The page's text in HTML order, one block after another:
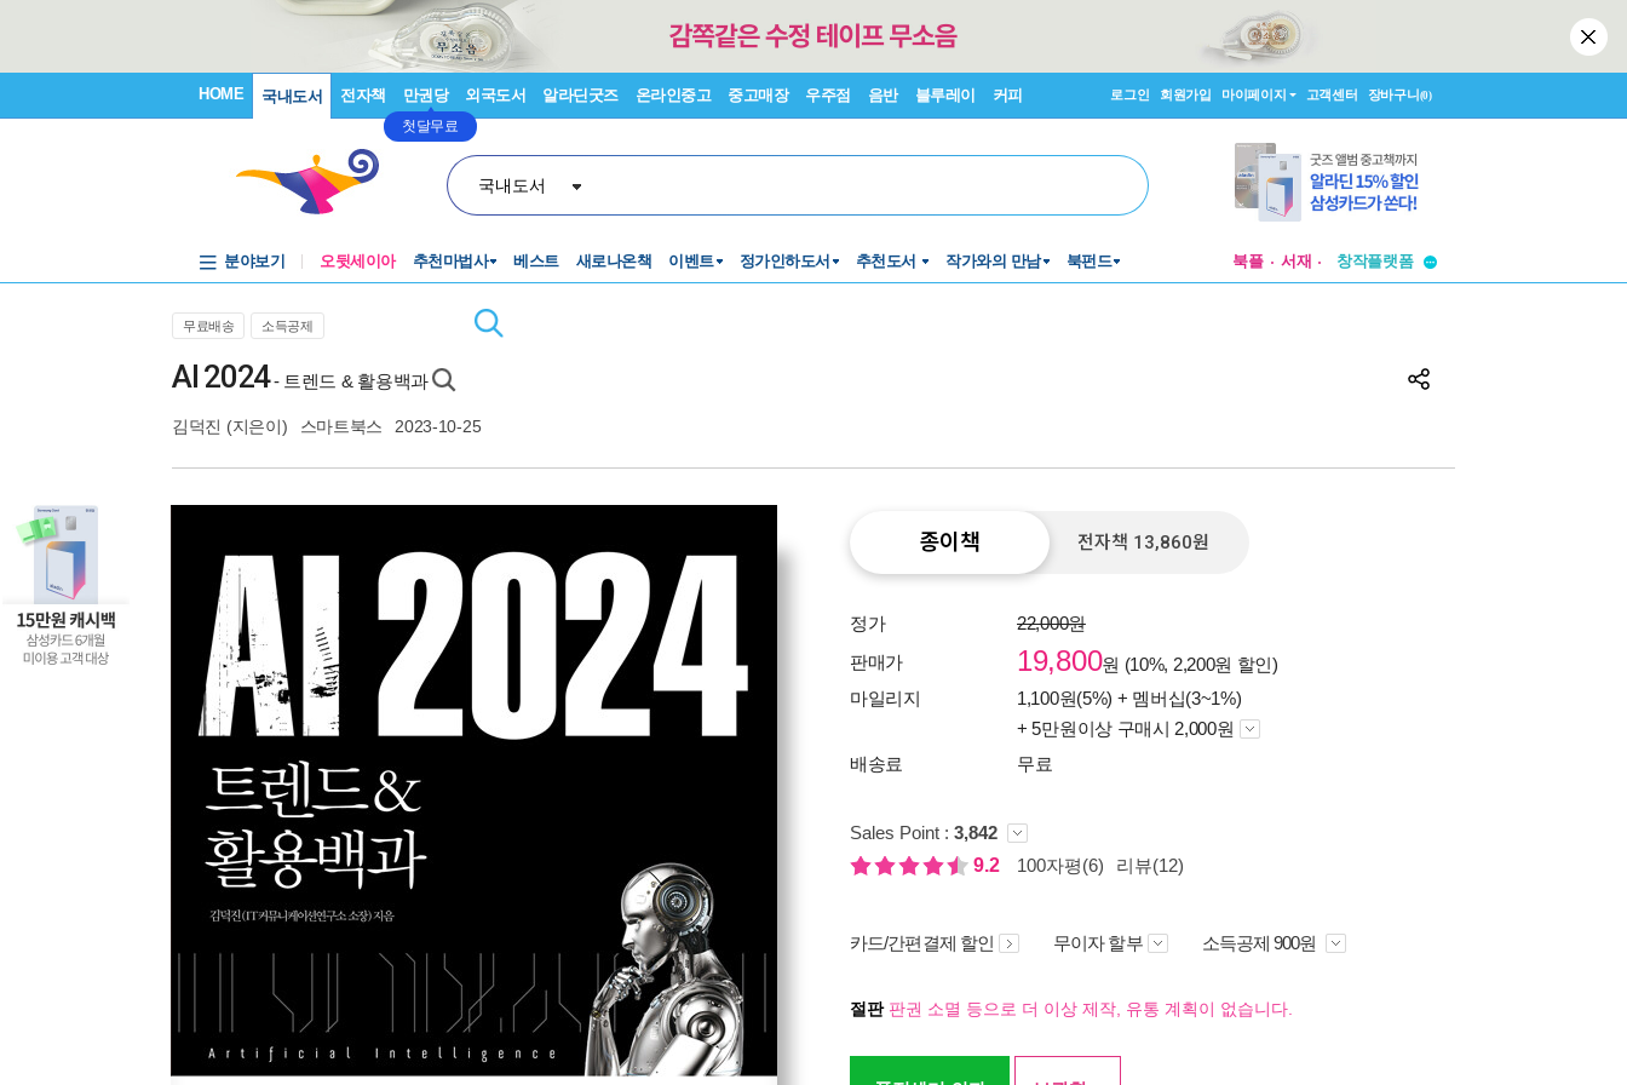
HOME 국내도서 전자책 만권당
첫달무료
외국도서 알라딘굿즈 온라인중고 중고매장 우주점 음반 블루레이 커피 로그인 회원가입 마이페이지 고객센터 장바구니(0)
국내도서
분야보기 오뒷세이아 추천마법사 베스트 새로나온책 이벤트 정가인하도서 추천도서 작가와의 만남 북펀드 북플 서재
창작플랫폼
무료배송
소득공제
AI 2024- 트렌드 & 활용백과
김덕진 (지은이) 스마트북스 2023-10-25
종이책 전자책 13,860원
정가
22,000원
판매가
19,800원 (10%, 2,200원 할인)
마일리지
1,100원(5%) + 멤버십(3~1%)
+ 5만원이상 구매시 2,000원
배송료
무료
Sales Point : 3,842
9.2
100자평(6) 리뷰(12)
카드/간편결제 할인 무이자 할부 소득공제 900원
절판판권 소멸 등으로 더 이상 제작, 유통 계획이 없습니다.